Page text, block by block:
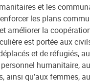
et les
les plans
améliorer la
est portée aux
et de réfugiés,
humanitaire,
ainsi qu’aux femmes,